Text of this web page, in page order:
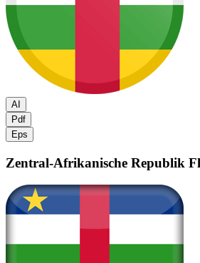
AI
Pdf
Eps
Zentral-Afrikanische Republik